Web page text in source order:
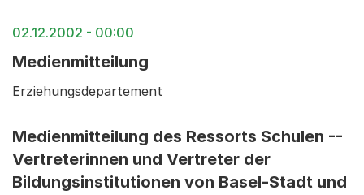
02.12.2002 - 00:00
Medienmitteilung
Erziehungsdepartement
Medienmitteilung des Ressorts Schulen --
Vertreterinnen und Vertreter der
Bildungsinstitutionen von Basel-Stadt und